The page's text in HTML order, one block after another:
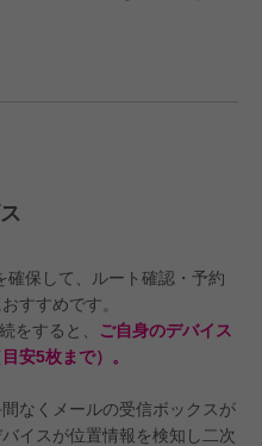
保して、ルート確認・予約
すすめです。
をすると、
ご自身のデバイス
安5枚まで）。
なくメールの受信ボックスが
イスが位置情報を検知し二次